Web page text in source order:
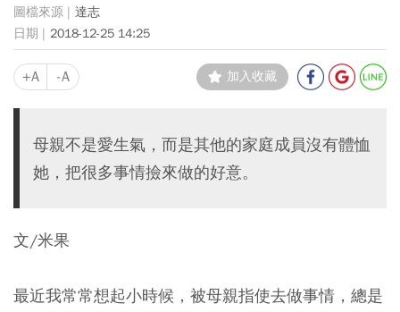
達志
2018-12-25 14:25
+A -A 加入收藏
母親不是愛生氣，而是其他的家庭成員沒有體恤
她，把很多事情撿來做的好意。
文/米果
最近我常常想起小時候，被母親指使去做事情，總是